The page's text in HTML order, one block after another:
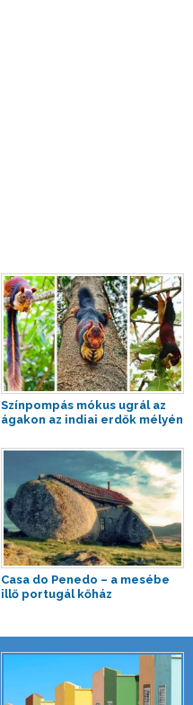
Színpompás mókus ugrál az
ágakon az indiai erdők mélyén
Casa do Penedo – a mesébe
illő portugál kőház